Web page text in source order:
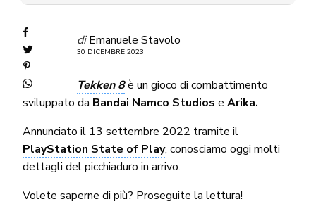
di Emanuele Stavolo
30 DICEMBRE 2023
Tekken 8è un gioco di combattimento
sviluppato da Bandai Namco Studios eArika.
Annunciato il 13 settembre 2022 tramite il
PlayStation State of Play, conosciamo oggi molti
dettagli del picchiaduro in arrivo.
Volete saperne di più? Proseguite la lettura!